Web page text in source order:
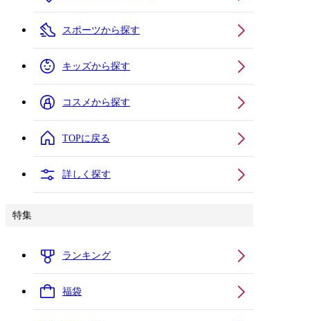
スポーツから探す
キッズから探す
コスメから探す
TOPに戻る
詳しく探す
特集
ランキング
福袋